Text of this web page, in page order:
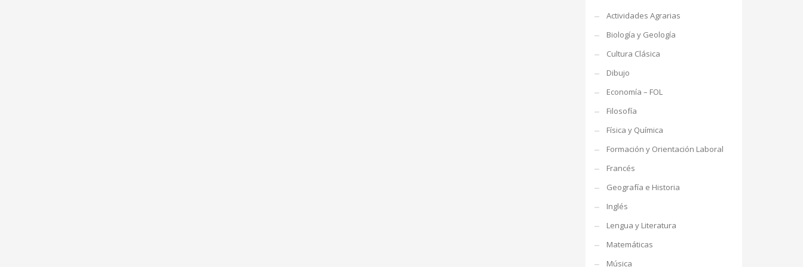
Actividades Agrarias
Biología y Geología
Cultura Clásica
Dibujo
Economía – FOL
Filosofía
Física y Química
Formación y Orientación Laboral
Francés
Geografía e Historia
Inglés
Lengua y Literatura
Matemáticas
Música